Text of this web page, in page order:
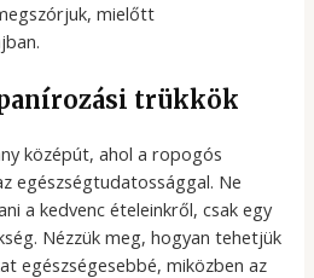
mielőtt
trükkök
középút, ahol a ropogós
egészségtudatossággal. Ne
a kedvenc ételeinkről, csak egy
Nézzük meg, hogyan tehetjük
egészségesebbé, miközben az